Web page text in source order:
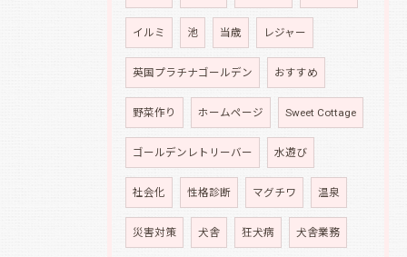
イルミ 池 当歳 レジャー
英国プラチナゴールデン おすすめ
野菜作り ホームページ Sweet Cottage
ゴールデンレトリーバー 水遊び
社会化 性格診断 マグチワ 温泉
災害対策 犬舎 狂犬病 犬舎業務